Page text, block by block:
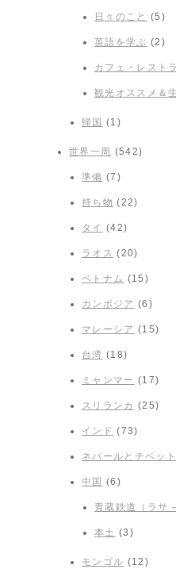
日々のこと (5)
英語を学ぶ (2)
カフェ・レスト
観光オススメ＆
帰国 (1)
世界一周 (542)
準備 (7)
持ち物 (22)
タイ (42)
ラオス (20)
ベトナム (15)
カンボジア (6)
マレーシア (15)
台湾 (18)
ミャンマー (17)
スリランカ (25)
インド (73)
ネパールとチベット
中国 (6)
青蔵鉄道（ラサ
本土 (3)
モンゴル (12)